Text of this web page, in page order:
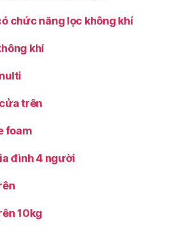
chức năng lọc không khí
khí
trên
foam
đình 4 người
10kg